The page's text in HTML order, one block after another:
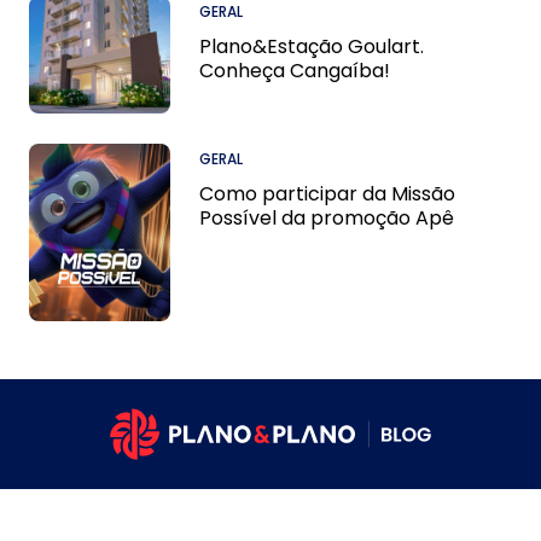
GERAL
Plano&Estação Goulart.
Conheça Cangaíba!
GERAL
Como participar da Missão
Possível da promoção Apê